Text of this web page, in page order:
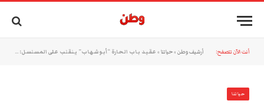
أنت الآن تتصفح: أرشيف وطن »حياتنا » عقيد باب الحارة “أبوشهاب” ينقلب على المسلسل: لازم اطلقوا عليه رصاصة الرحمة من زمان!
حياتنا